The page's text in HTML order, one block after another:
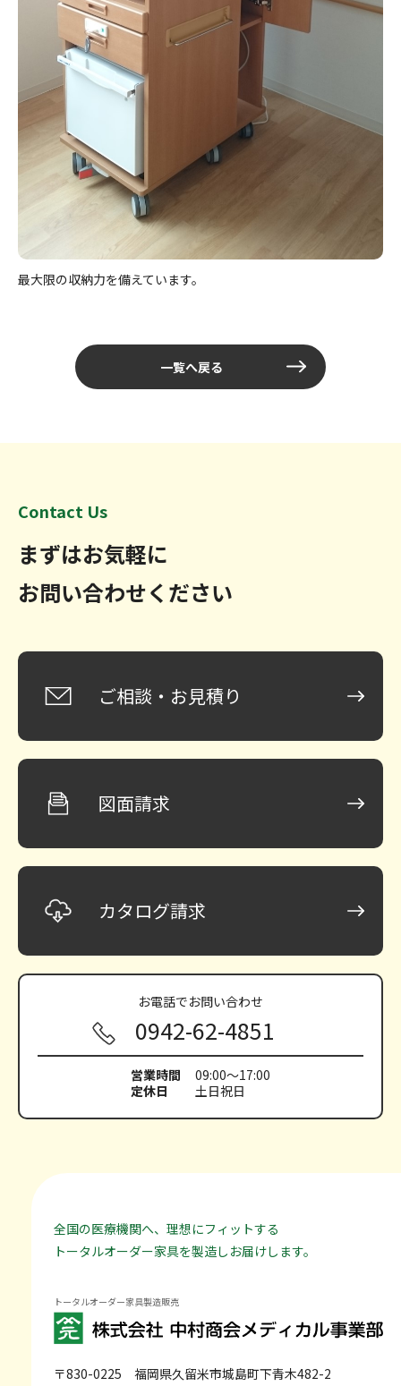
最大限の収納力を備えています。
一覧へ戻る
Contact Us
まずはお気軽に
お問い合わせください
ご相談・お見積り
図面請求
カタログ請求
お電話でお問い合わせ
0942-62-4851
営業時間
09:00～17:00
定休日
土日祝日
全国の医療機関へ、理想にフィットする
トータルオーダー家具を製造しお届けします。
トータルオーダー家具製造販売
〒830-0225 福岡県久留米市城島町下青木482-2